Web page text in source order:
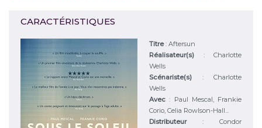
CARACTÉRISTIQUES
Titre: Aftersun
Réalisateur(s) : Charlotte
Wells
Scénariste(s) : Charlotte
Wells
Avec: Paul Mescal, Frankie
Corio, Celia Rowlson-Hall...
Distributeur : Condor